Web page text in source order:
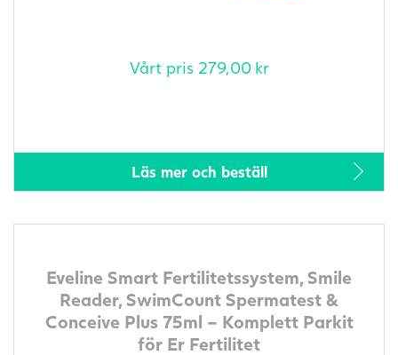
Vårt pris 279,00 kr
Läs mer och beställ
Eveline Smart Fertilitetssystem, Smile
Reader, SwimCount Spermatest &
Conceive Plus 75ml – Komplett Parkit
för Er Fertilitet